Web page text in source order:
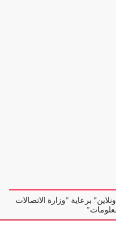
برعاية "وزارة الاتصالات